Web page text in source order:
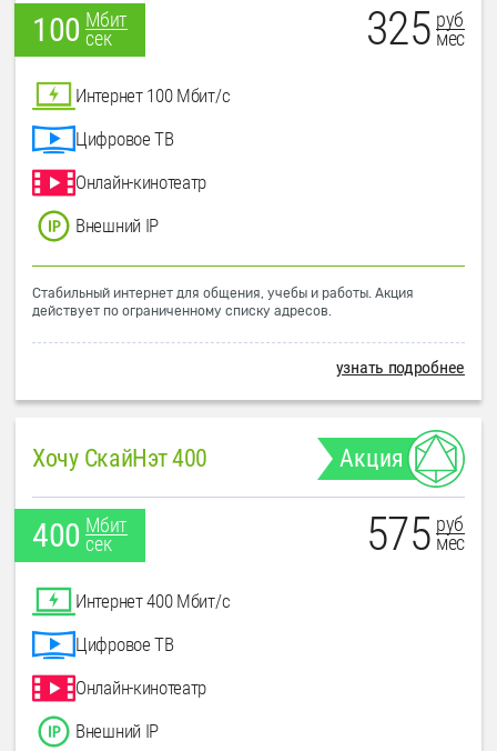
100 Мбит
сек
325 руб
мес
Интернет 100 Мбит/с
Цифровое ТВ
Онлайн-кинотеатр
Внешний IP
Стабильный интернет для общения, учебы и работы. Акция
действует по ограниченному списку адресов.
узнать подробнее
Хочу СкайНэт 400 Акция
400 Мбит
сек
575 руб
мес
Интернет 400 Мбит/с
Цифровое ТВ
Онлайн-кинотеатр
Внешний IP